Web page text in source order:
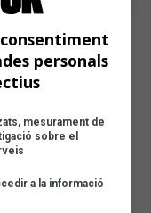
personals
mesurament de
sobre el
a la informació